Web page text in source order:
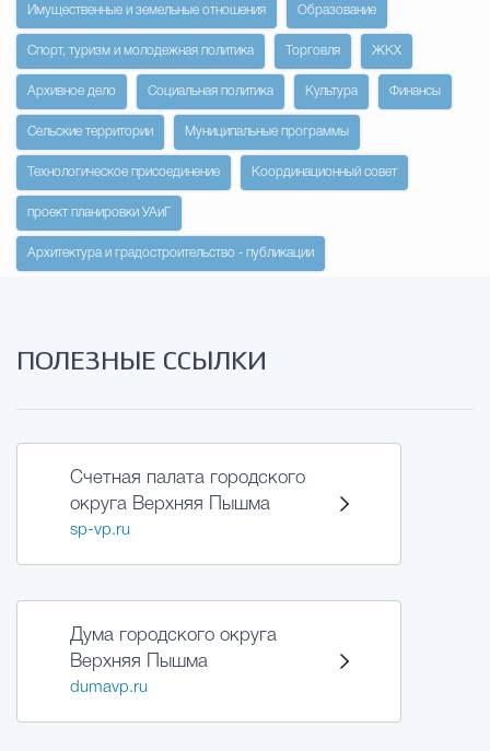
Избирательная
Гостям Городского
Имущественные и земельные отношения Образование
Спорт, туризм и молодежная политика Торговля ЖКХ
Архивное дело Социальная политика Культура Финансы
Сельские территории Муниципальные программы
Технологическое присоединение Координационный совет
проект планировки УАиГ
Архитектура и градостроительство - публикации
ПОЛЕЗНЫЕ ССЫЛКИ
Счетная палата городского
округа Верхняя Пышма
sp-vp.ru
Дума городского округа
Верхняя Пышма
dumavp.ru